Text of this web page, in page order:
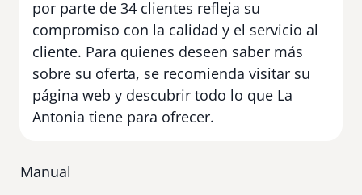
por parte de 34 clientes refleja su
compromiso con la calidad y el servicio al
cliente. Para quienes deseen saber más
sobre su oferta, se recomienda visitar su
página web y descubrir todo lo que La
Antonia tiene para ofrecer.
Manual